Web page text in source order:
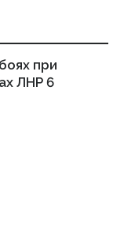
при
ЛНР 6